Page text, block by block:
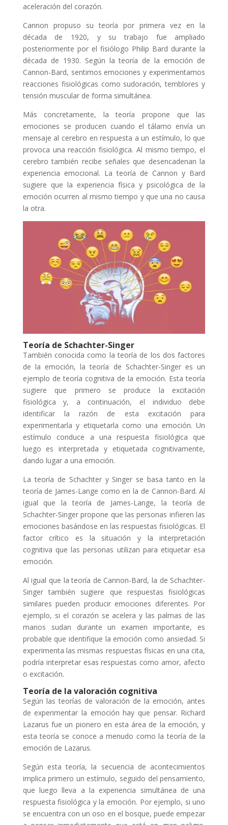
aceleración del corazón.
Cannon propuso su teoría por primera vez en la
década de 1920, y su trabajo fue ampliado
posteriormente por el fisiólogo Philip Bard durante la
década de 1930. Según la teoría de la emoción de
Cannon-Bard, sentimos emociones y experimentamos
reacciones fisiológicas como sudoración, temblores y
tensión muscular de forma simultánea.
Más concretamente, la teoría propone que las
emociones se producen cuando el tálamo envía un
mensaje al cerebro en respuesta a un estímulo, lo que
provoca una reacción fisiológica. Al mismo tiempo, el
cerebro también recibe señales que desencadenan la
experiencia emocional. La teoría de Cannon y Bard
sugiere que la experiencia física y psicológica de la
emoción ocurren al mismo tiempo y que una no causa
la otra.
Teoría de Schachter-Singer
También conocida como la teoría de los dos factores
de la emoción, la teoría de Schachter-Singer es un
ejemplo de teoría cognitiva de la emoción. Esta teoría
sugiere que primero se produce la excitación
fisiológica y, a continuación, el individuo debe
identificar la razón de esta excitación para
experimentarla y etiquetarla como una emoción. Un
estímulo conduce a una respuesta fisiológica que
luego es interpretada y etiquetada cognitivamente,
dando lugar a una emoción.
La teoría de Schachter y Singer se basa tanto en la
teoría de James-Lange como en la de Cannon-Bard. Al
igual que la teoría de James-Lange, la teoría de
Schachter-Singer propone que las personas infieren las
emociones basándose en las respuestas fisiológicas. El
factor crítico es la situación y la interpretación
cognitiva que las personas utilizan para etiquetar esa
emoción.
Al igual que la teoría de Cannon-Bard, la de Schachter-
Singer también sugiere que respuestas fisiológicas
similares pueden producir emociones diferentes. Por
ejemplo, si el corazón se acelera y las palmas de las
manos sudan durante un examen importante, es
probable que identifique la emoción como ansiedad. Si
experimenta las mismas respuestas físicas en una cita,
podría interpretar esas respuestas como amor, afecto
o excitación.
Teoría de la valoración cognitiva
Según las teorías de valoración de la emoción, antes
de experimentar la emoción hay que pensar. Richard
Lazarus fue un pionero en esta área de la emoción, y
esta teoría se conoce a menudo como la teoría de la
emoción de Lazarus.
Según esta teoría, la secuencia de acontecimientos
implica primero un estímulo, seguido del pensamiento,
que luego lleva a la experiencia simultánea de una
respuesta fisiológica y la emoción. Por ejemplo, si uno
se encuentra con un oso en el bosque, puede empezar